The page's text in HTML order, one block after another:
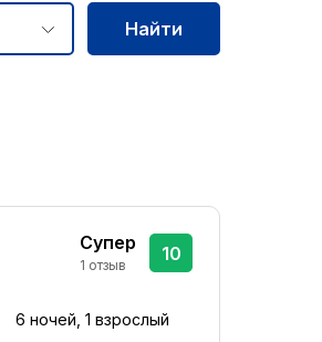
Найти
Супер
1 отзыв
10
6 ночей, 1 взрослый